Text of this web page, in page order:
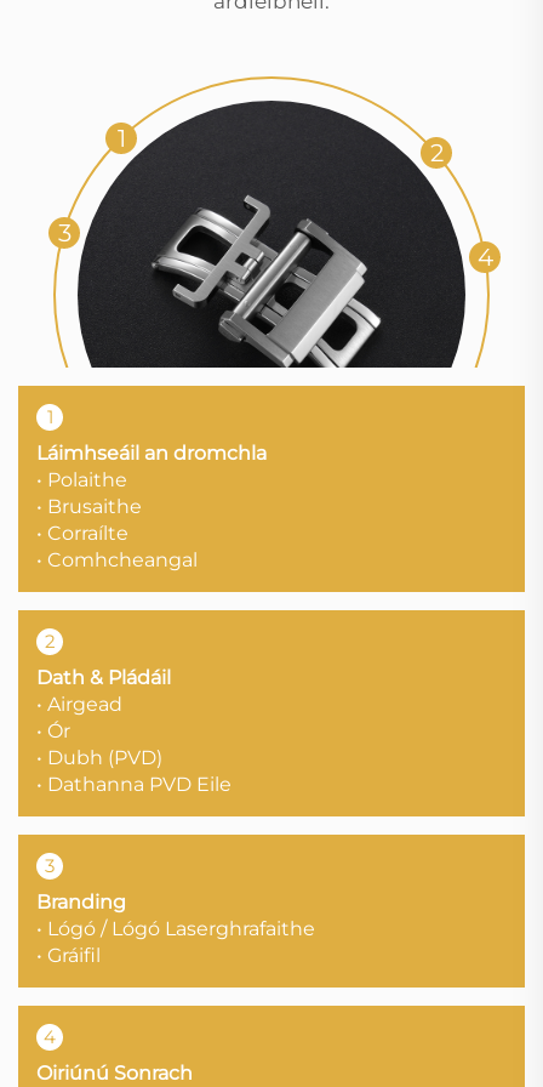
1 2
3
4
1
Láimhseáil an dromchla
• Polaithe
• Brusaithe
• Corraílte
• Comhcheangal
2
Dath & Pládáil
• Airgead
• Ór
• Dubh (PVD)
• Dathanna PVD Eile
3
Branding
• Lógó / Lógó Laserghrafaithe
• Gráifil
4
Oiriúnú Sonrach